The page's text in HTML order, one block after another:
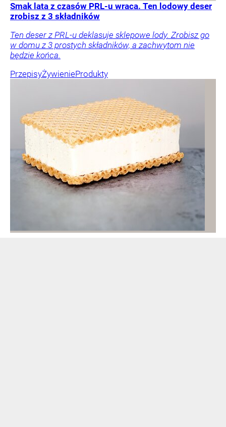
Smak lata z czasów PRL-u wraca. Ten lodowy deser
zrobisz z 3 składników
Ten deser z PRL-u deklasuje sklepowe lody. Zrobisz go
w domu z 3 prostych składników, a zachwytom nie
będzie końca.
PrzepisyŻywienieProdukty